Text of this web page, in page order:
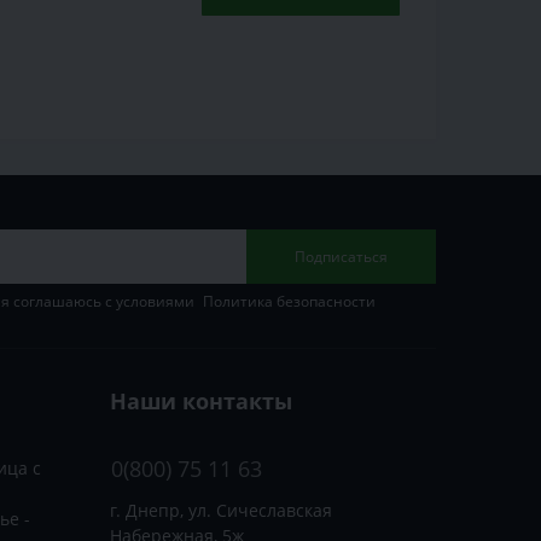
Подписаться
соглашаюсь с условиями Политика безопасности
с
-
Наши контакты
0(800) 75 11 63
г. Днепр, ул. Сичеславская
Набережная, 5ж